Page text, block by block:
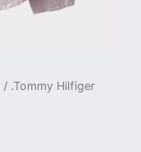
/ .Tommy Hilfiger